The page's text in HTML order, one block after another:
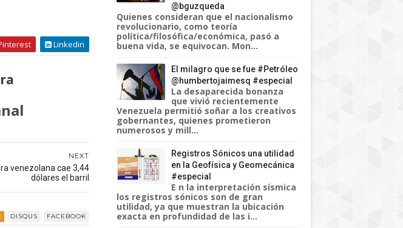
Linkedin
NEXT
venezolana cae 3,44
dólares el barril
DISQUS FACEBOOK
@bguzqueda
Quienes consideran que el nacionalismo
revolucionario, como teoría
política/filosófica/económica, pasó a
buena vida, se equivocan. Mon...
El milagro que se fue #Petróleo
@humbertojaimesq #especial
La desaparecida bonanza
que vivió recientemente
Venezuela permitió soñar a los creativos
gobernantes, quienes prometieron
numerosos y mill...
Registros Sónicos una utilidad
en la Geofísica y Geomecánica
#especial
E n la interpretación sísmica
los registros sónicos son de gran
utilidad, ya que muestran la ubicación
exacta en profundidad de las i...